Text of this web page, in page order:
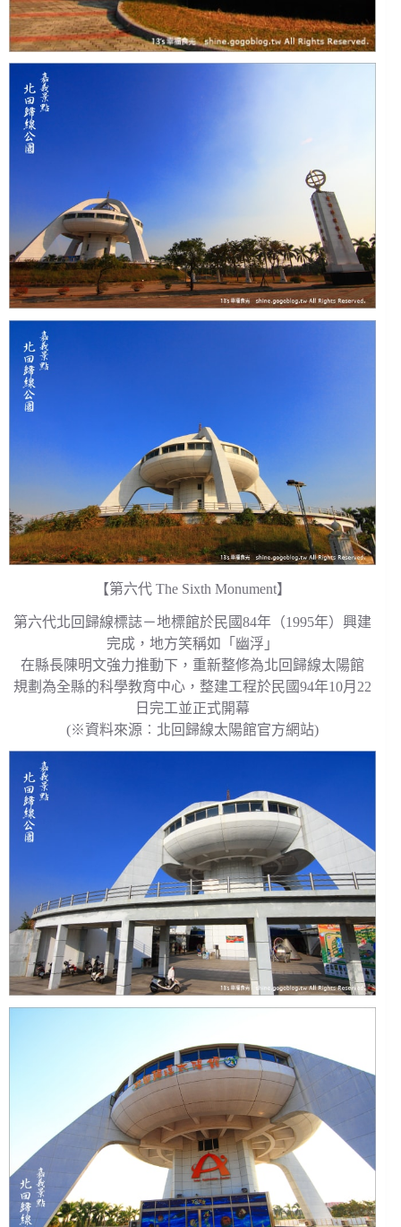
【第六代 The Sixth Monument】
第六代北回歸線標誌－地標館於民國84年（1995年）興建
完成，地方笑稱如「幽浮」
在縣長陳明文強力推動下，重新整修為北回歸線太陽館
規劃為全縣的科學教育中心，整建工程於民國94年10月22
日完工並正式開幕
(※資料來源︰北回歸線太陽館官方網站)